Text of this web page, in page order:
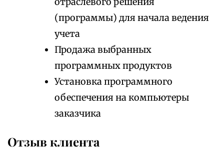
(программы) для начала ведения
учета
Продажа выбранных
программных продуктов
Установка программного
обеспечения на компьютеры
заказчика
Отзыв клиента